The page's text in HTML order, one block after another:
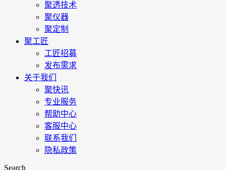
聚透技术
聚仪器
聚定制
聚工匠
工匠招募
发布需求
关于我们
聚快讯
专业服务
帮助中心
客服中心
联系我们
隐私政策
Search